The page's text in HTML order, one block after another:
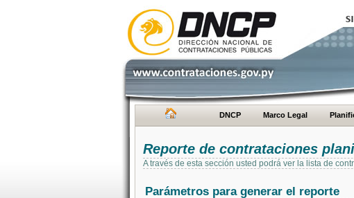
DNCP Marco Legal
Reporte de contrataciones
A través de esta sección usted podrá ver la lista de
Parámetros para generar el reporte